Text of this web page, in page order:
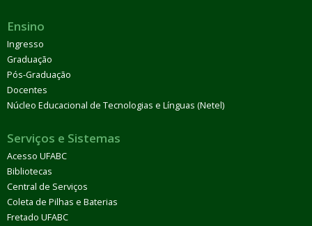
Ensino
Ingresso
Graduação
Pós-Graduação
Docentes
Núcleo Educacional de Tecnologias e Línguas (Netel)
Serviços e Sistemas
Acesso UFABC
Bibliotecas
Central de Serviços
Coleta de Pilhas e Baterias
Fretado UFABC